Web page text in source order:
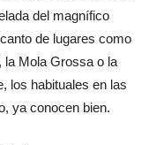
del magnífico
de lugares como
la Mola Grossa o la
los habituales en las
ya conocen bien.